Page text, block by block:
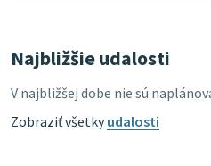
Najbližšie udalosti
V najbližšej dobe nie sú
Zobraziť všetkyudalosti